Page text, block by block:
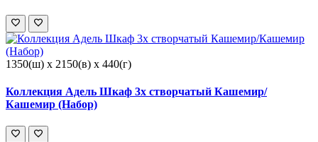
1350(ш) x 2150(в) x 440(г)
Коллекция Адель Шкаф 3х створчатый Кашемир/
Кашемир (Набор)